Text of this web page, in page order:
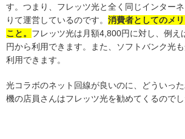
す。つまり、フレッツ光と全く同じインター
りて運営しているのです。 消費者としてのメ
こと。 フレッツ光は月額4,800円に対し、例え
円から利用できます。また、ソフトバンク光
利用できます。
光コラボのネット回線が良いのに、どういっ
機の店員さんはフレッツ光を勧めてくるのでし